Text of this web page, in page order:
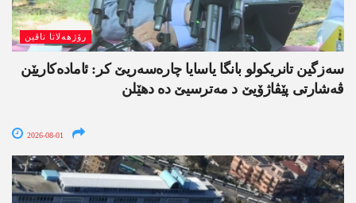
رۆژھەلاتا ناڤین
سەزگین تانریکولو بانگا یاسایا چارەسەریێ کر: ئامادەکاریێن
ڤەشارتی پێڤاژۆیێ د مەترسیێ دە دھێلن
2026-08-01